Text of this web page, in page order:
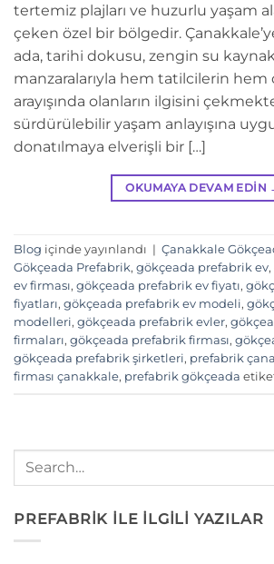
tertemiz plajları ve huzurlu yaşam
çeken özel bir bölgedir.
ada, tarihi dokusu, zengin su
manzaralarıyla hem tatilcilerin hem
arayışında olanların ilgisini
sürdürülebilir yaşam anlayışına
donatılmaya elverişli bir […]
OKUMAYA DEVAM EDIN
Blog içinde yayınlandı | Çanakkale
Gökçeada Prefabrik, gökçeada prefabrik ev,
ev firması, gökçeada prefabrik ev fiyatı,
fiyatları, gökçeada prefabrik ev modeli,
modelleri, gökçeada prefabrik evler,
firmaları, gökçeada prefabrik firması,
gökçeada prefabrik şirketleri, prefabrik
firması çanakkale, prefabrik gökçeada
PREFABRİK İLE İLGİLİ YAZILAR